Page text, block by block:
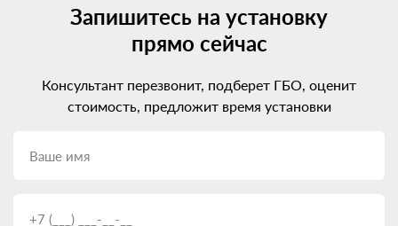
Запишитесь на установку
прямо сейчас
Консультант перезвонит, подберет ГБО, оценит
стоимость, предложит время установки